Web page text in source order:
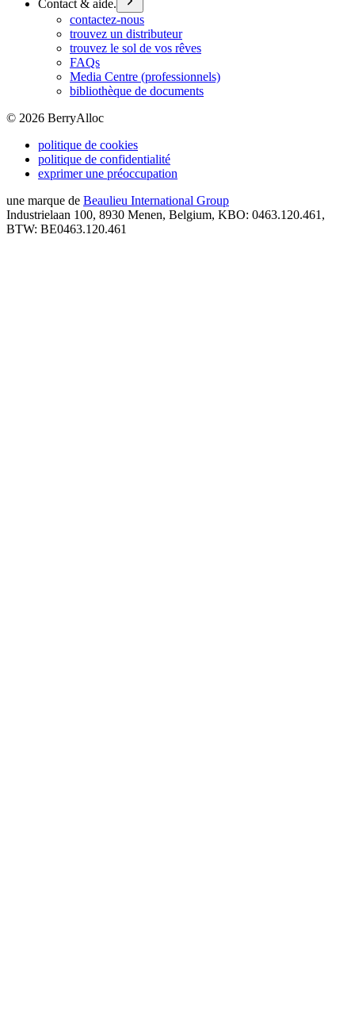
Contact & aide.
contactez-nous
trouvez un distributeur
trouvez le sol de vos rêves
FAQs
Media Centre (professionnels)
bibliothèque de documents
© 2026 BerryAlloc
politique de cookies
politique de confidentialité
exprimer une préoccupation
une marque de Beaulieu International Group
Industrielaan 100, 8930 Menen, Belgium, KBO: 0463.120.461,
BTW: BE0463.120.461